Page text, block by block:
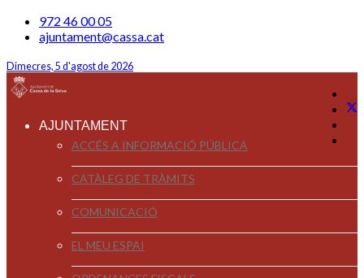
972 46 00 05
ajuntament@cassa.cat
Dimecres, 5 d'agost de 2026
AJUNTAMENT
ACCÉS A INFORMACIÓ PÚBLICA
CATÀLEG DE TRÀMITS
COMUNICACIÓ
EL MEU ESPAI